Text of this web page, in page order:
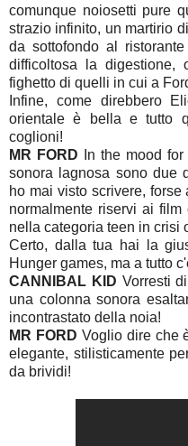
comunque noiosetti pure
strazio infinito, un martirio
da sottofondo al
difficoltosa la
fighetto di quelli in cui a
Infine, come direbbero
orientale è bella e tutto
coglioni!
MR FORD In the mood
sonora lagnosa sono due
ho mai visto scrivere,
normalmente riservi ai
nella categoria teen in crisi
Certo, dalla tua hai la
Hunger games, ma a tutto
CANNIBAL KID Vorresti
una colonna sonora
incontrastato della noia!
MR FORD Voglio dire che
elegante, stilisticamente
da brividi!